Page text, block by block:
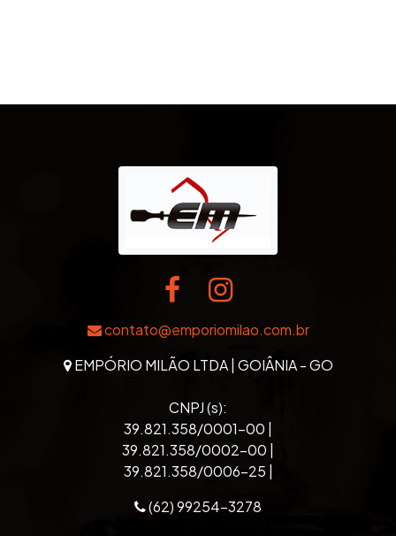
contato@emporiomilao.com.br
EMPÓRIO MILÃO LTDA | GOIÂNIA - GO
CNPJ (s):
39.821.358/0001-00 |
39.821.358/0002-00 |
39.821.358/0006-25 |
(62) 99254-3278